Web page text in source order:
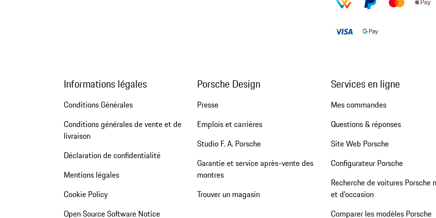
Informations légales
Conditions Générales
Conditions générales de vente et de
livraison
Déclaration de confidentialité
Mentions légales
Cookie Policy
Open Source Software Notice
Porsche Design
Presse
Emplois et carrières
Studio F. A. Porsche
Garantie et service après-vente des
montres
Trouver un magasin
Services en ligne
Mes commandes
Questions & réponses
Site Web Porsche
Configurateur Porsche
Recherche de voitures Porsche
et d'occasion
Comparer les modèles Porsche